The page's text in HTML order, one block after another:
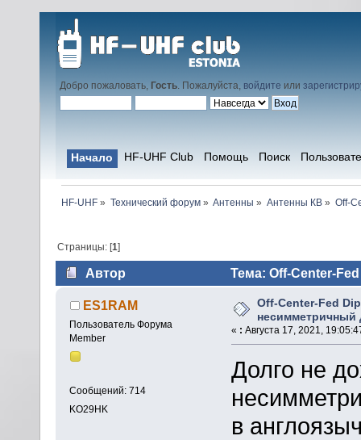
Добро пожаловать, Гость. Пожалуйста, войдите или
Начало HF-UHF Club Помощь Поиск
HF-UHF» Технический форум» Антенны » Антенны КВ » Off-
Страницы: [1]
Автор
Тема: Off-Center-
(Прочитано 47793 раз)
ES1RAM
Пользователь Форума
Member
Сообщений: 714
KO29HK
Off-Center-Fed
несимметричный
« : Августа 17, 2021,
Долго не
в